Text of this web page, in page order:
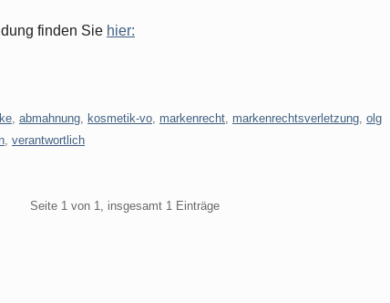
finden Sie hier:
abmahnung kosmetik-vo markenrecht markenrechtsverletzung olg
verantwortlich
Seite 1 von 1, insgesamt 1 Einträge